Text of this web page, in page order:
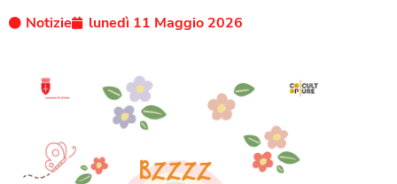
Notizie lunedì 11 Maggio 2026